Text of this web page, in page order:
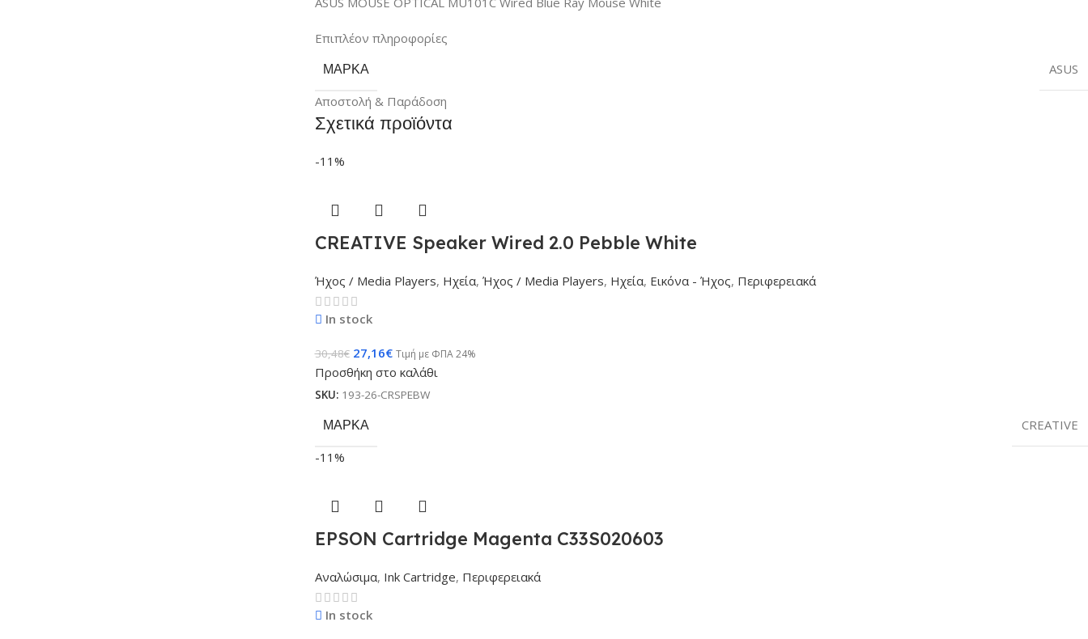
Επιπλέον πληροφορίες
ΜΆΡΚΑ
ASUS
Αποστολή & Παράδοση
Σχετικά προϊόντα
-11%
CREATIVE Speaker Wired 2.0 Pebble White
Ήχος / Media Players, Ηχεία, Ήχος / Media Players, Ηχεία, Εικόνα - Ήχος, Περιφερειακά
In stock
30,48€ 27,16€ Τιμή με ΦΠΑ 24%
Προσθήκη στο καλάθι
SKU: 193-26-CRSPEBW
ΜΆΡΚΑ
CREATIVE
-11%
EPSON Cartridge Magenta C33S020603
Αναλώσιμα, Ink Cartridge, Περιφερειακά
In stock